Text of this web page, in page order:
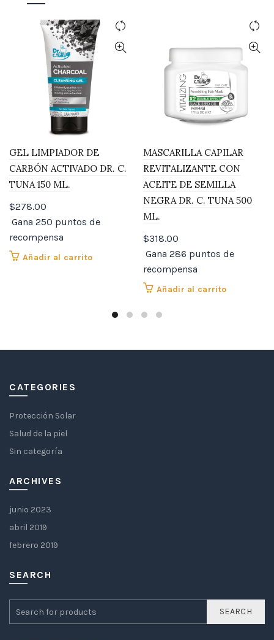
GEL LIMPIADOR DE
CARBÓN ACTIVADO DR. C.
TUNA 150 ML.
$278.00
Gana 250 puntos de
recompensa
Añadir al carrito
MASCARILLA CAPILAR
REVITALIZANTE CON
ACEITE DE SEMILLA
NEGRA DR. C. TUNA 500
ML.
$318.00
Gana 286 puntos de
recompensa
Añadir al carrito
CATEGORIES
Protección Solar
Salud de la piel
Sin categoría
ARCHIVES
junio 2023
abril 2019
febrero 2019
SEARCH
SEARCH